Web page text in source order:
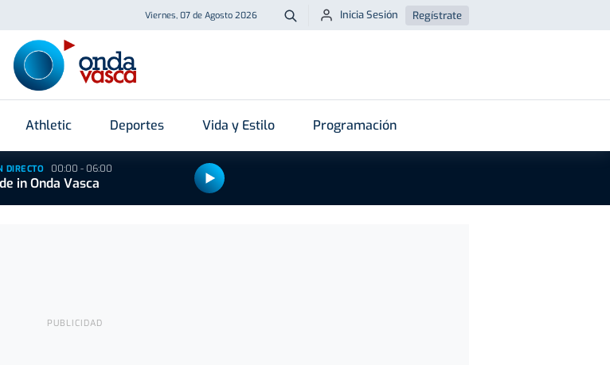
Viernes, 07 de Agosto 2026 Buscar
Inicia Sesión Regístrate
Athletic Deportes Vida y Estilo Programación
DIRECTO 00:00 - 06:00
in Onda Vasca